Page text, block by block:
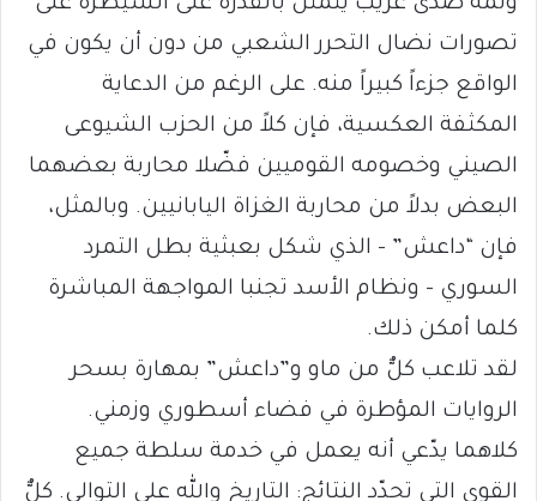
تصورات نضال التحرر الشعبي من دون أن يكون في
الواقع جزءاً كبيراً منه. على الرغم من الدعاية
المكثفة العكسية، فإن كلاً من الحزب الشيوعى
الصيني وخصومه القوميين فضّلا محاربة بعضهما
البعض بدلاً من محاربة الغزاة اليابانيين. وبالمثل،
فإن “داعش” – الذي شكل بعبثية بطل التمرد
السوري – ونظام الأسد تجنبا المواجهة المباشرة
كلما أمكن ذلك.
لقد تلاعب كلٌّ من ماو و”داعش” بمهارة بسحر
الروايات المؤطرة في فضاء أسطوري وزمني.
كلاهما يدّعي أنه يعمل في خدمة سلطة جميع
القوى التي تحدّد النتائج: التاريخ والله على التوالي. كلٌّ